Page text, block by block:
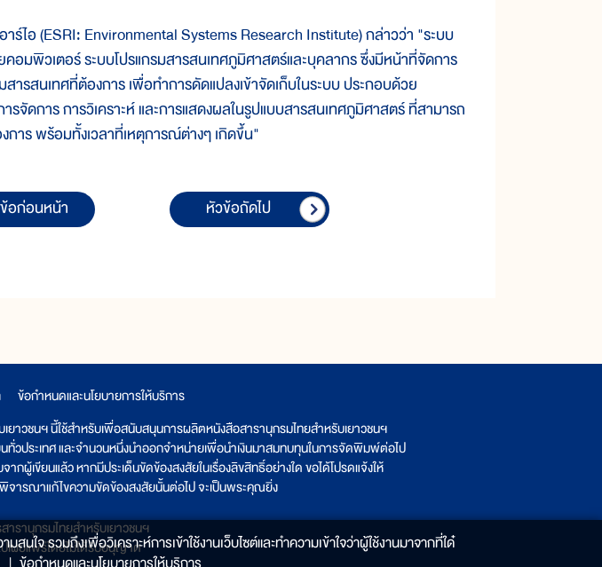
(ESRI: Environmental Systems Research Institute) กล่าวว่า "ระบบ
อมพิวเตอร์ ระบบโปรแกรมสารสนเทศภูมิศาสตร์และบุคลากร ซึ่งมีหน้าที่จัดการ
ารสนเทศที่ต้องการ เพื่อทำการดัดแปลงเข้าจัดเก็บในระบบ ประกอบด้วย
รจัดการ การวิเคราะห์ และการแสดงผลในรูปแบบสารสนเทศภูมิศาสตร์ ที่สามารถ
าร พร้อมทั้งเวลาที่เหตุการณ์ต่างๆ เกิดขึ้น"
อก่อนหน้า หัวข้อถัดไป
ข้อกำหนดและนโยบายการให้บริการ
ยาวชนฯ นี้ใช้สำหรับเพื่อสนับสนุนการผลิตหนังสือสารานุกรมไทยสำหรับเยาวชนฯ
นทั่วประเทศ และจำนวนหนึ่งนำออกจำหน่ายเพื่อนำเงินมาสมทบทุนในการจัดพิมพ์ต่อไป
เขียนแล้ว หากมีประเด็นขัดข้องสงสัยในเรื่องลิขสิทธิ์อย่างใด ขอได้โปรดแจ้งให้
จารณาแก้ไขความขัดข้องสงสัยนั้นต่อไป จะเป็นพระคุณยิ่ง
ารานุกรมไทยสำหรับเยาวชนฯ
เผยแพร่โดยไม่ได้รับอนุญาต
ใจ รวมถึงเพื่อวิเคราะห์การเข้าใช้งานเว็บไซต์และทำความเข้าใจว่าผู้ใช้งานมาจากที่ใด๋